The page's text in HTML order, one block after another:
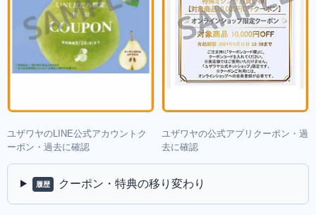
ユザワヤのLINE公式アカウントク
ーポン・過去に確認
ユザワヤの公式アプリクーポン・過
去に確認
履歴 クーポン・特典の移り変わり